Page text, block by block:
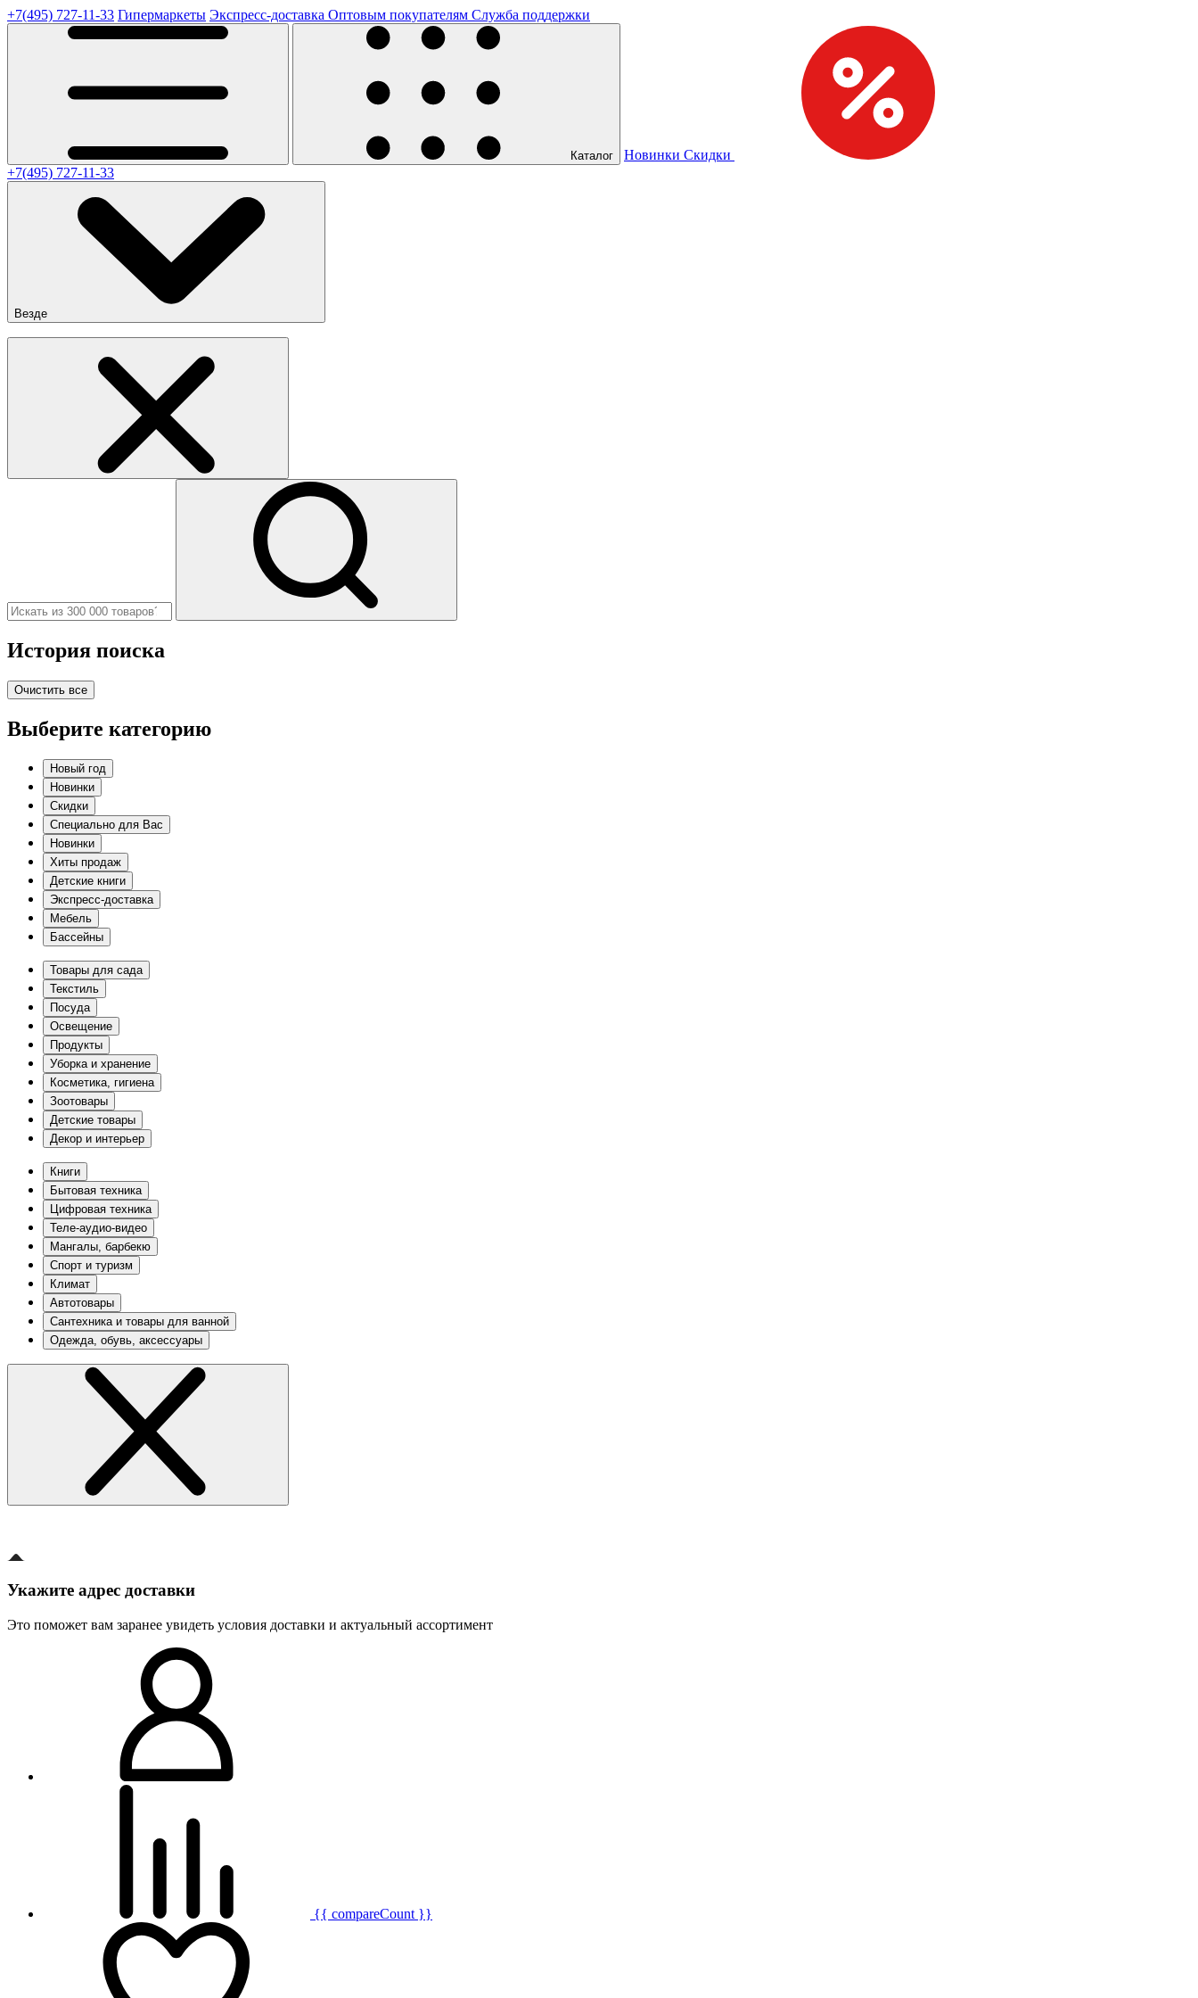
+7(495) 727-11-33 Гипермаркеты Экспресс-доставка Оптовым покупателям Служба поддержки
Каталог Новинки Скидки
+7(495) 727-11-33
Везде
История поиска
Очистить все
Выберите категорию
Новый год
Новинки
Скидки
Специально для Вас
Новинки
Хиты продаж
Детские книги
Экспресс-доставка
Мебель
Бассейны
Товары для сада
Текстиль
Посуда
Освещение
Продукты
Уборка и хранение
Косметика, гигиена
Зоотовары
Детские товары
Декор и интерьер
Книги
Бытовая техника
Цифровая техника
Теле-аудио-видео
Мангалы, барбекю
Спорт и туризм
Климат
Автотовары
Сантехника и товары для ванной
Одежда, обувь, аксессуары
Укажите адрес доставки
Это поможет вам заранее увидеть условия доставки и актуальный ассортимент
{{ compareCount }}